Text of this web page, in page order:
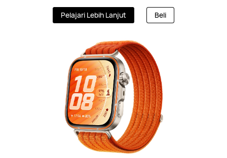
Pelajari Lebih Lanjut Beli